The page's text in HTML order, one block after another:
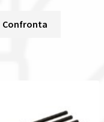
Confronta